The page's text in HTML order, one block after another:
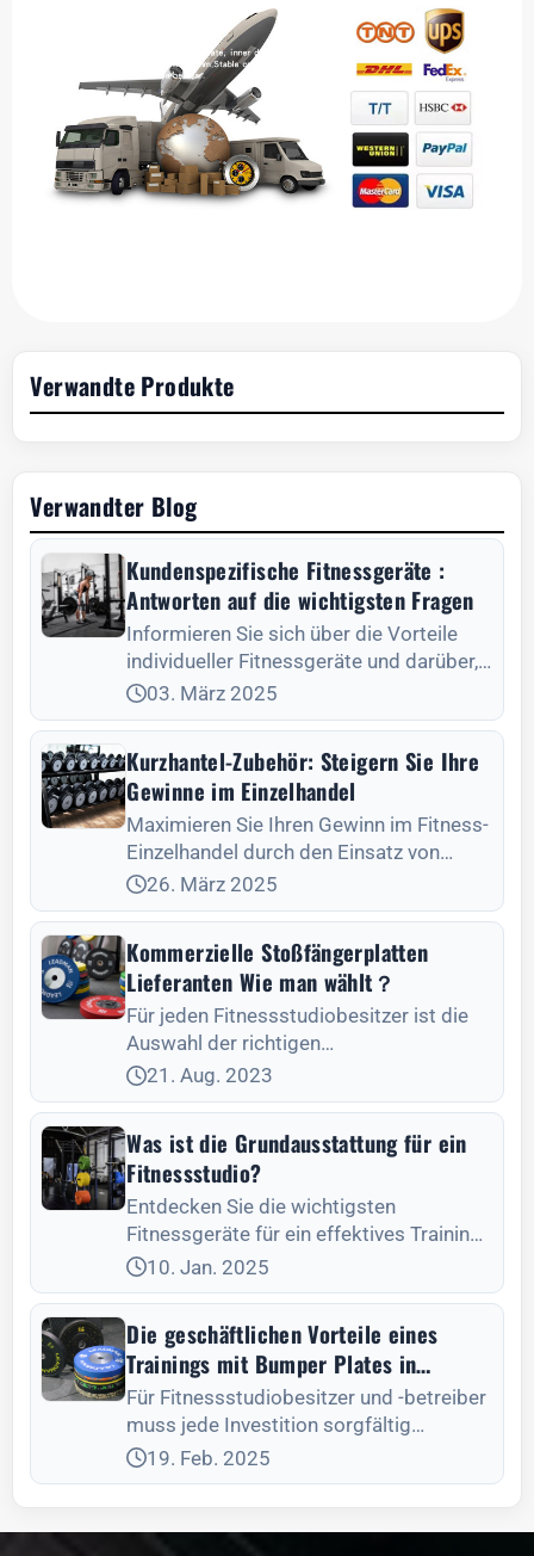
Verwandte Produkte
Verwandter Blog
Kundenspezifische Fitnessgeräte :
Antworten auf die wichtigsten Fragen
Informieren Sie sich über die Vorteile
individueller Fitnessgeräte und darüber,
wie sie Ihre Marke und das Erlebnis Ihrer
Mitglieder verbessern können.
03. März 2025
Kurzhantel-Zubehör: Steigern Sie Ihre
Gewinne im Einzelhandel
Maximieren Sie Ihren Gewinn im Fitness-
Einzelhandel durch den Einsatz von
Hantelzubehör. Erfahren Sie, wie Sie Ihre
Gewinnspannen und die Kundenbindung
können.
26. März 2025
Kommerzielle Stoßfängerplatten
Lieferanten Wie man wählt？
Für jeden Fitnessstudiobesitzer ist die
Auswahl der richtigen
Stoßdämpferplatten entscheidend. Die
Qualität der
21. Aug. 2023
Was ist die Grundausstattung für ein
Fitnessstudio?
Entdecken Sie die wichtigsten
Fitnessgeräte für ein effektives Training,
von Kardiogeräten bis hin zu
Kraftgeräten, und schaffen Sie sich Ihr
Büro!
10. Jan. 2025
Die geschäftlichen Vorteile eines
Trainings mit Bumper Plates in
Fitnessstudios
Für Fitnessstudiobesitzer und -betreiber
muss jede Investition sorgfältig
abgewogen werden. Die
19. Feb. 2025